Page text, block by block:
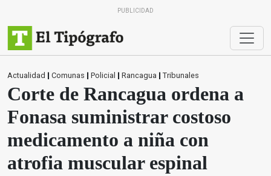
PUBLICIDAD
Actualidad | Comunas | Policial | Rancagua | Tribunales
Corte de Rancagua ordena a
Fonasa suministrar costoso
medicamento a niña con
atrofia muscular espinal